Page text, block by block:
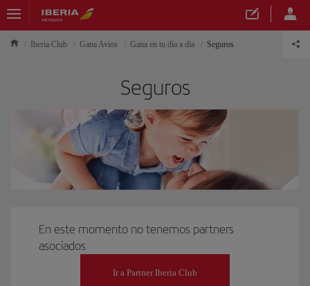
Iberia Club Gana Avios Gana en tu día a día Seguros
Seguros
En este momento no tenemos partners
asociados
Ir a Partner Iberia Club